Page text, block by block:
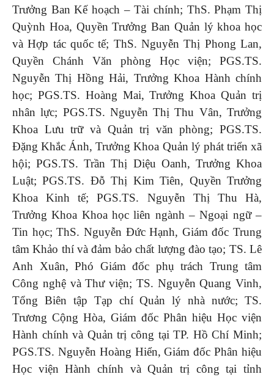
Trưởng Ban Kế hoạch – Tài chính; ThS. Phạm Thị
Quỳnh Hoa, Quyền Trưởng Ban Quản lý khoa học
và Hợp tác quốc tế; ThS. Nguyễn Thị Phong Lan,
Quyền Chánh Văn phòng Học viện; PGS.TS.
Nguyễn Thị Hồng Hải, Trưởng Khoa Hành chính
học; PGS.TS. Hoàng Mai, Trưởng Khoa Quản trị
nhân lực; PGS.TS. Nguyễn Thị Thu Vân, Trưởng
Khoa Lưu trữ và Quản trị văn phòng; PGS.TS.
Đặng Khắc Ánh, Trưởng Khoa Quản lý phát triển xã
hội; PGS.TS. Trần Thị Diệu Oanh, Trưởng Khoa
Luật; PGS.TS. Đỗ Thị Kim Tiên, Quyền Trưởng
Khoa Kinh tế; PGS.TS. Nguyễn Thị Thu Hà,
Trưởng Khoa Khoa học liên ngành – Ngoại ngữ –
Tin học; ThS. Nguyễn Đức Hạnh, Giám đốc Trung
tâm Khảo thí và đảm bảo chất lượng đào tạo; TS. Lê
Anh Xuân, Phó Giám đốc phụ trách Trung tâm
Công nghệ và Thư viện; TS. Nguyễn Quang Vinh,
Tổng Biên tập Tạp chí Quản lý nhà nước; TS.
Trương Cộng Hòa, Giám đốc Phân hiệu Học viện
Hành chính và Quản trị công tại TP. Hồ Chí Minh;
PGS.TS. Nguyễn Hoàng Hiển, Giám đốc Phân hiệu
Học viện Hành chính và Quản trị công tại tỉnh